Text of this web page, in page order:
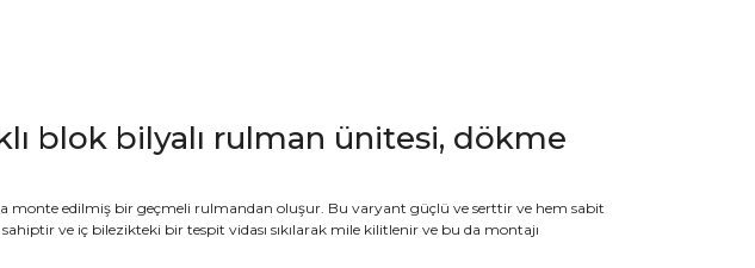
blok bilyalı rulman ünitesi, dökme
monte edilmiş bir geçmeli rulmandan oluşur. Bu varyant güçlü ve serttir ve hem sabit
ve iç bilezikteki bir tespit vidası sıkılarak mile kilitlenir ve bu da montajı